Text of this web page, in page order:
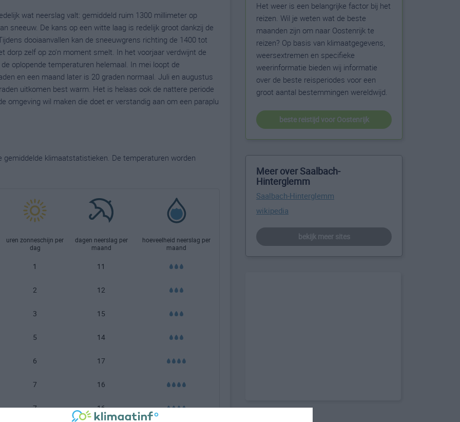
wat neerslag valt: gemiddeld ruim 1300 millimeter op
sneeuw. De kans op een witte laag is redelijk groot dankzij de
dooiaanvallen kan de sneeuwgrens richting de 1400 tot
dorp zelf op zo'n moment smelt. In het voorjaar verdwijnt de
oplopende temperaturen helemaal. In mei loopt de
en een maand later is 20 graden normaal. Juli en augustus
uitkomen best warm. Het is helaas ook de nattere periode
omgeving wil maken die doet er verstandig aan om een paraplu
klimaatstatistieken. De temperaturen worden
uren zonneschijn per
dag
dagen neerslag per
maand
hoeveelheid neerslag per
maand
1 11
2 12
3 15
5 14
6 17
7 16
7 16
Het weer is een belangrijke factor bij het
reizen. Wil je weten wat de beste
maanden zijn om naar Oostenrijk te
reizen? Op basis van klimaatgegevens,
weersextremen en specifieke
weerinformatie bieden wij informatie
over de beste reisperiodes voor een
groot aantal bestemmingen wereldwijd.
beste reistijd voor Oostenrijk
Meer over Saalbach-
Hinterglemm
Saalbach-Hinterglemm
wikipedia
bekijk meer sites